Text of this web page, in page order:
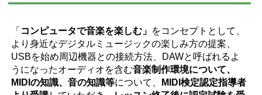
「 コンピュータで音楽を楽しむ」 をコンセプトとして、
より身近なデジタルミュージックの楽しみ方の提案、
USBを始め周辺機器との接続方法、DAWと呼ばれるよ
うになったオーディオを含む音楽制作環境について、
MIDIの知識、音の知識等について、
MIDI検定認定指導者